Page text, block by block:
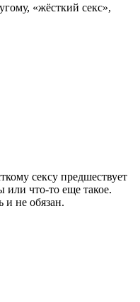
«жёсткий секс»,
сексу предшествует
или что-то еще такое.
и не обязан.